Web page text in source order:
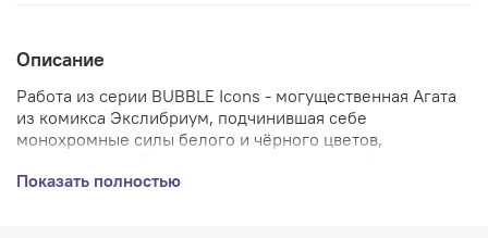
Описание
Работа из серии BUBBLE Icons - могущественная Агата
из комикса Экслибриум, подчинившая себе
монохромные силы белого и чёрного цветов,
Показать полностью